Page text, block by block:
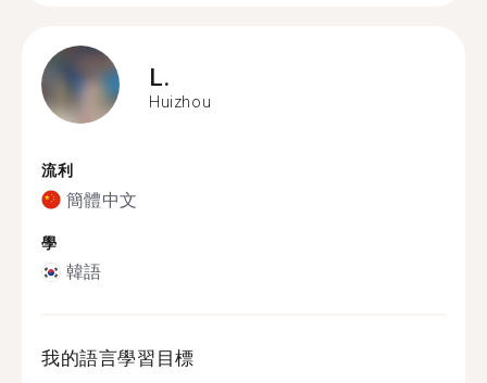
L.
Huizhou
流利
簡體中文
學
韓語
我的語言學習目標